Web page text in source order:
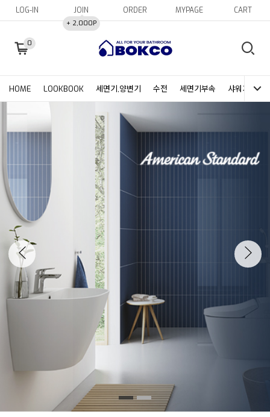
LOG-IN JOIN
+ 2,000P
ORDER MYPAGE CART
0
HOME LOOKBOOK 세면기,양변기 수전 세면기부속 샤워기헤드